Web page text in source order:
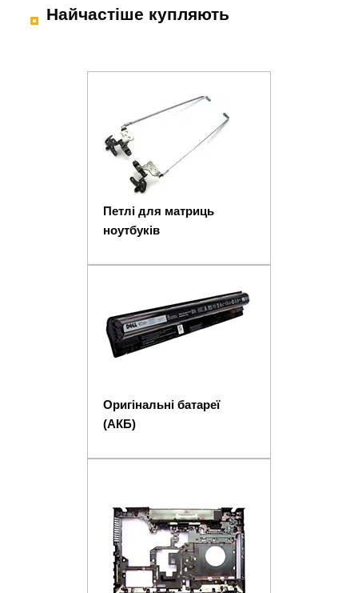
Найчастіше купляють
Петлі для матриць
ноутбуків
Оригінальні батареї
(АКБ)